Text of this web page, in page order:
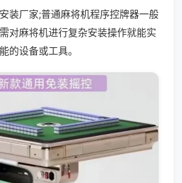
装厂家;普通麻将机程序控牌器一般
对麻将机进行复杂安装操作就能实
的设备或工具。